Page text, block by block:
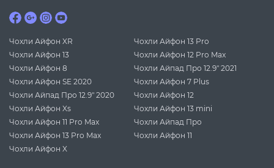
Чохли Айфон XR
Чохли Айфон 13 Pro
Чохли Айфон 13
Чохли Айфон 12 Pro Max
Чохли Айфон 8
Чохли Айпад Про 12.9" 2021
Чохли Айфон SE 2020
Чохли Айфон 7 Plus
Чохли Айпад Про 12.9" 2020
Чохли Айфон 12
Чохли Айфон Xs
Чохли Айфон 13 mini
Чохли Айфон 11 Pro Max
Чохли Айпад Про
Чохли Айфон 13 Pro Max
Чохли Айфон 11
Чохли Айфон X